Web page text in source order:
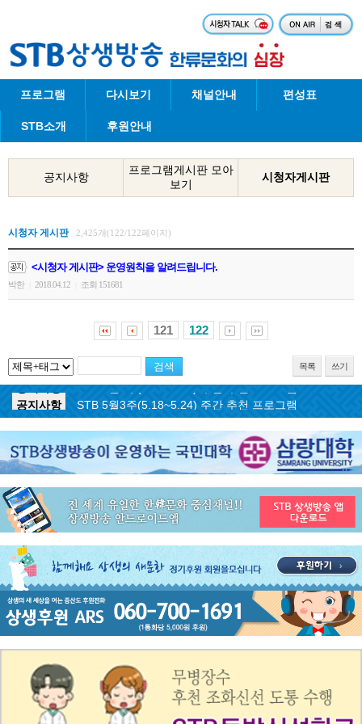
프로그램 다시보기 채널안내 편성표
STB소개 후원안내
공지사항
프로그램게시판 모아
보기
시청자게시판
시청자 게시판 2,425개(122/122페이지)
<시청자 게시판> 운영원칙을 알려드립니다.
박한 2018.04.12 조회 151681
121 122
목록 쓰기
공지사항 ON AIR 서비스 장애 복구 안내
공지사항
STB 5월4주(5.25~5.31) 주간 추천 프로그램
공지사항
STB 5월3주(5.18~5.24) 주간 추천 프로그램
공지사항
STB 4월마지막주(4.27~5.3) 주간 추천 프로그램
STB 4월4주(4.20~4.26) 주간 추천 프로그램
공지사항
STB 4월2주(4.6~4.12) 주간 추천 프로그램
공지사항
STB 4월1주(3.30~4.5) 주간 추천 프로그램
공지사항
STB 3월4주(3.23~3.29) 주간 추천 프로그램